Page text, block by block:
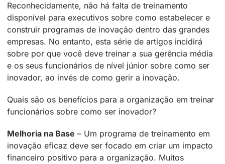
Reconhecidamente, não há falta de treinamento
disponível para executivos sobre como estabelecer e
construir programas de inovação dentro das grandes
empresas. No entanto, esta série de artigos incidirá
sobre por que você deve treinar a sua gerência média
e os seus funcionários de nível júnior sobre como ser
inovador, ao invés de como gerir a inovação.
Quais são os benefícios para a organização em treinar
funcionários sobre como ser inovador?
Melhoria na Base – Um programa de treinamento em
inovação eficaz deve ser focado em criar um impacto
financeiro positivo para a organização. Muitos